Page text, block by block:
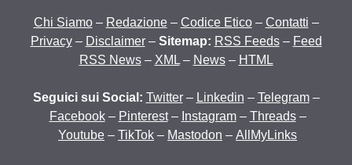
Chi Siamo– Redazione– Codice Etico– Contatti –
Privacy– Disclaimer– Sitemap: RSS Feeds– Feed
RSS News– XML– News– HTML
Seguici sui Social: Twitter– Linkedin – Telegram–
Facebook– Pinterest– Instagram– Threads–
Youtube – TikTok – Mastodon – AllMyLinks